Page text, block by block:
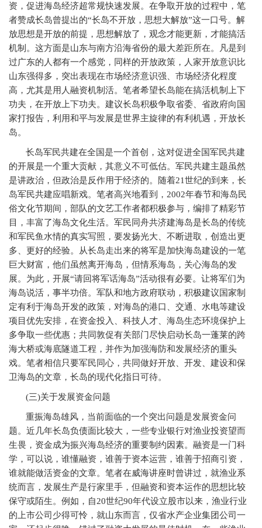
资，促进海岛经济超常规快速发展。在争取开放的过程中，笔
者赞成长岛曾提出的“长岛不开放，思想大解放”这一口号。解
放思想是开放的前提，思想解放了，观念才能更新，才能搞活
机制。这方面是山东与南方沿海省份的最大差距所在。凡是到
过广东的人都有一个感觉，同样的开放政策，人家开放意识比
山东强得多，突出表现在市场经济意识强、市场经济化程度
高，尤其是用人融资机制活。笔者希望长岛能在搞活机制上下
功夫，在开放上下功夫。建议长岛积极争取省委、省政府向国
家打报告，利用和平与发展是世界主旋律的有利机遇，开放长
岛。
长岛军民共建在全国是一个首创，这对促进全国军民共建
的开展是一个重大贡献，其意义不可低估。军民共建主题虽然
是讲政治，但政治是反作用于经济的。随着21世纪的到来，长
岛军民共建应唱新戏。笔者高兴地看到，2002年春节和海岛民
俗文化节期间，部队的文艺工作者都积极参与，编排了精彩节
目，丰富了海岛文化生活。军民同舟共济建海岛是长岛的传统
和军民鱼水情的真实写照，要发扬光大、不断进取，创造出更
多、更好的经验。从长岛走出来的将军是加快海岛建设的一笔
巨大财富，他们虽然离开海岛，但情系海岛，关心海岛的发
展。为此，开展“请回将军话海岛”活动很有必要。让将军们为
海岛说活，事半功倍。军队和地方政府联动，积极建议国家制
定有利于海岛开发的政策，对海岛的港口、交通、水电等建设
项目优先安排，在资金投入、科技人才、海岛生态环境保护上
多争取一些优惠；共同敦促有关部门尽快启动长岛一蓬莱的跨
海大桥或海底隧道工程，并作为加强海防和发展经济的重头
戏。笔者相信只要军民同心，共同做好开放、开发、建设和保
卫海岛的文章，长岛的现代化指日可待。
(三)关于发展资金问题
重振海岛雄风，当前面临的一个突出问题是发展资金问
题。近几年长岛负债面比较大，一些专业银行对渔业投资望而
生畏，资金成为振兴海岛经济的重要制约因素。融资是一门科
学，可以说，谁懂融资，谁善于资本运营，谁善于招商引资，
谁就能做活资金的文章。笔者在威海讲座时曾讲过，就渔业系
统而言，发展生产是行家里手，但融资和资本运作的思想比较
保守或陌生。例如，自20世纪90年代设立股市以来，渔业行业
的上市公司少得可怜，就山东而言，仅省水产企业集团公司一